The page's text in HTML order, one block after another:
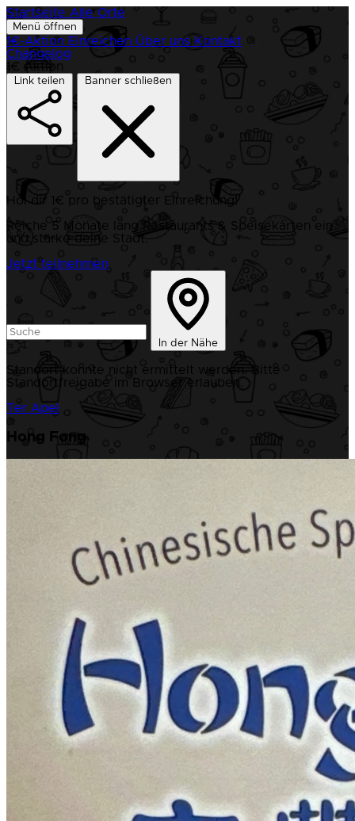
Startseite Alle Orte
Menü öffnen
1€-Aktion Einreichen Über uns Kontakt
Changelog
1€ Aktion
Link teilen Banner schließen
Hol dir 1€ pro bestätigter Einreichung!
Reiche 5 Monate lang Restaurants & Speisekarten ein
und stärke deine Stadt.
Jetzt teilnehmen
In der Nähe
Standort konnte nicht ermittelt werden. Bitte
Standortfreigabe im Browser erlauben.
Ter Apel
Hong Fong